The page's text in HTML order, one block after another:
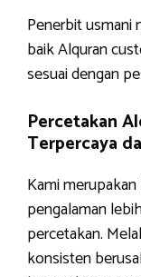
Penerbit
baik Alquran
sesuai dengan
Percetakan
Terpercaya
Kami merupakan
pengalaman
percetakan.
konsisten